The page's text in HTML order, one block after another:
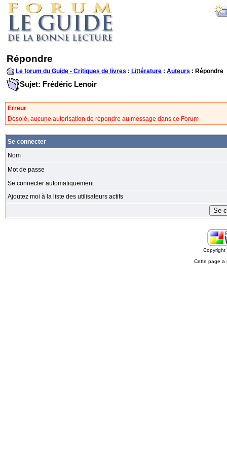
Répondre
Le forum du Guide - Critiques de livres : Littérature : Auteurs : Répondre
Sujet: Frédéric Lenoir
Erreur
Désolé, aucune autorisation de répondre au message dans ce Forum
Se connecter
Nom
Mot de passe
Se connecter automatiquement
Ajoutez moi à la liste des utilisateurs actifs
Cette page a